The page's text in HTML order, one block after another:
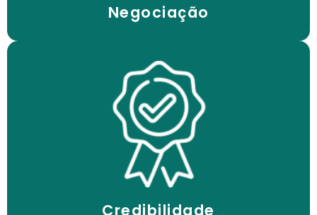
Negociação
Credibilidade
Publicação em plataformas internacionais,
aumentando a visibilidade e credibilidade
da criação